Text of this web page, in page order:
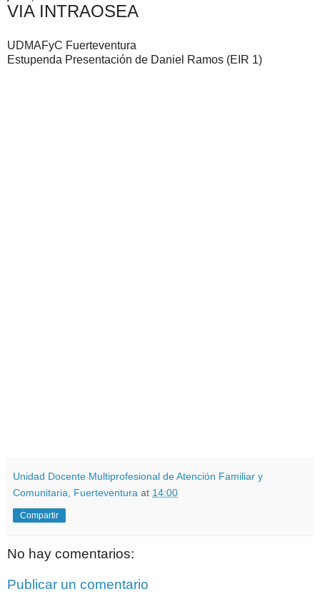
VIA INTRAOSEA
UDMAFyC Fuerteventura
Estupenda Presentación de Daniel Ramos (EIR 1)
Unidad Docente Multiprofesional de Atención Familiar y
Comunitaria, Fuerteventura at 14:00
Compartir
No hay comentarios:
Publicar un comentario